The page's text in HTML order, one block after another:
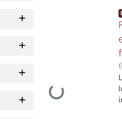
Loading...
(